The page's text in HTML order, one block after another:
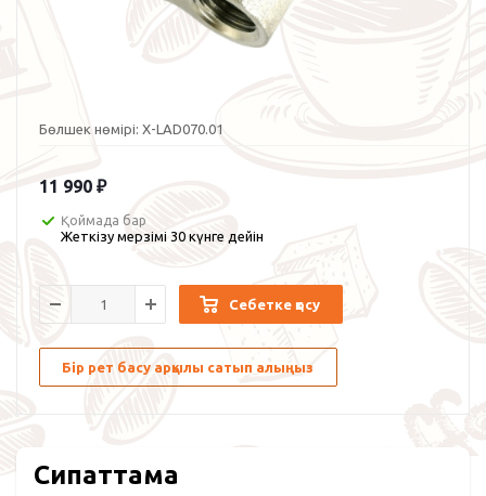
Бөлшек нөмірі: X-LAD070.01
11 990 ₽
Қоймада бар
Жеткізу мерзімі 30 күнге дейін
Себетке қосу
Бір рет басу арқылы сатып алыңыз
Сипаттама